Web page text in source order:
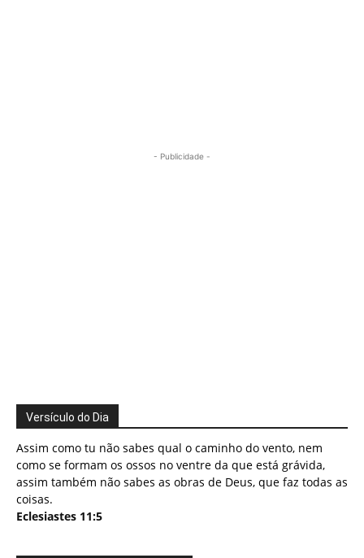
- Publicidade -
Versículo do Dia
Assim como tu não sabes qual o caminho do vento, nem
como se formam os ossos no ventre da que está grávida,
assim também não sabes as obras de Deus, que faz todas as
coisas.
Eclesiastes 11:5